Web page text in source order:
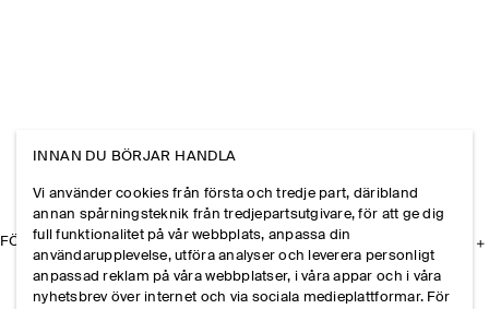
FÖRETAGET
INNAN DU BÖRJAR HANDLA
Vi använder cookies från första och tredje part, däribland
annan spårningsteknik från tredjepartsutgivare, för att ge dig
full funktionalitet på vår webbplats, anpassa din
användarupplevelse, utföra analyser och leverera personligt
anpassad reklam på våra webbplatser, i våra appar och i våra
nyhetsbrev över internet och via sociala medieplattformar. För